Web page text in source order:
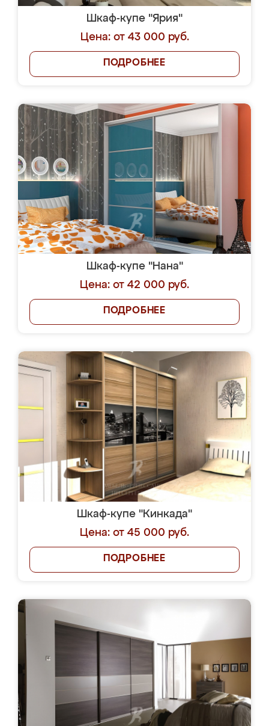
Шкаф-купе "Ярия"
Цена: от 43 000 руб.
ПОДРОБНЕЕ
Шкаф-купе "Нана"
Цена: от 42 000 руб.
ПОДРОБНЕЕ
Шкаф-купе "Кинкада"
Цена: от 45 000 руб.
ПОДРОБНЕЕ